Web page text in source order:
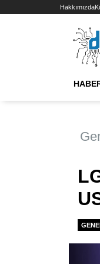
Hakkımızda